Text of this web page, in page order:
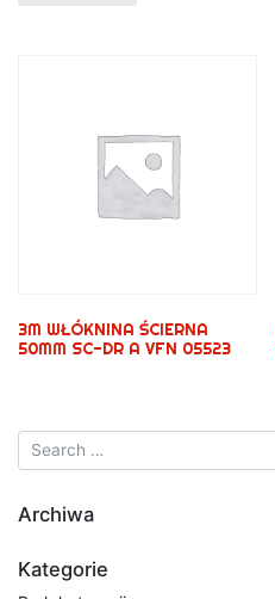
3M WŁÓKNINA ŚCIERNA
50MM SC-DR A VFN 05523
Archiwa
Kategorie